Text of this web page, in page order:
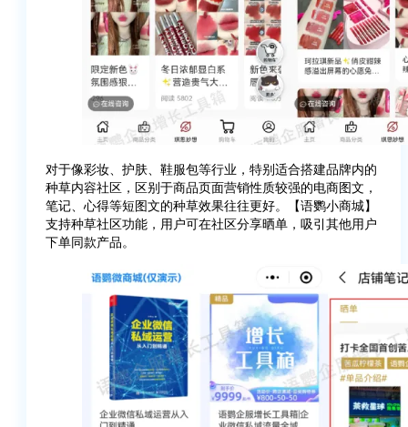
对于像彩妆、护肤、鞋服包等行业，特别适合搭建品牌内的
种草内容社区，区别于商品页面营销性质较强的电商图文，
笔记、心得等短图文的种草效果往往更好。【语鹦小商城】
支持种草社区功能，用户可在社区分享晒单，吸引其他用户
下单同款产品。